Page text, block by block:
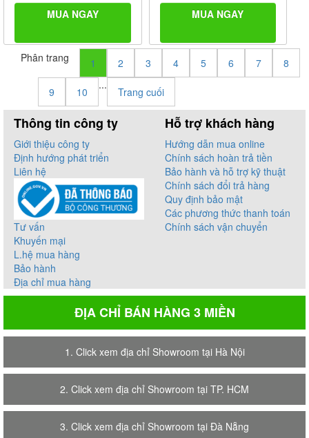
MUA NGAY
MUA NGAY
Phân trang 1 2 3 4 5 6 7 8
9 10
...
Trang cuối
Thông tin công ty
Giới thiệu công ty
Định hướng phát triển
Liên hệ
Tư vấn
Khuyến mại
L.hệ mua hàng
Bảo hành
Địa chỉ mua hàng
Hỗ trợ khách hàng
Hướng dẫn mua online
Chính sách hoàn trả tiền
Bảo hành và hỗ trợ kỹ thuật
Chính sách đổi trả hàng
Quy định bảo mật
Các phương thức thanh toán
Chính sách vận chuyển
ĐỊA CHỈ BÁN HÀNG 3 MIỀN
1. Click xem địa chỉ Showroom tại Hà Nội
2. Click xem địa chỉ Showroom tại TP. HCM
3. Click xem địa chỉ Showroom tại Đà Nẵng